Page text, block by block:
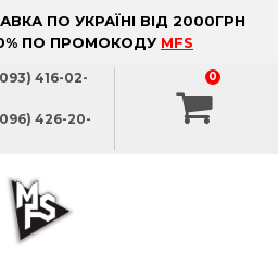
ПО УКРАЇНІ ВІД 2000ГРН
ПО ПРОМОКОДУ MFS
416-02-
426-20-
0